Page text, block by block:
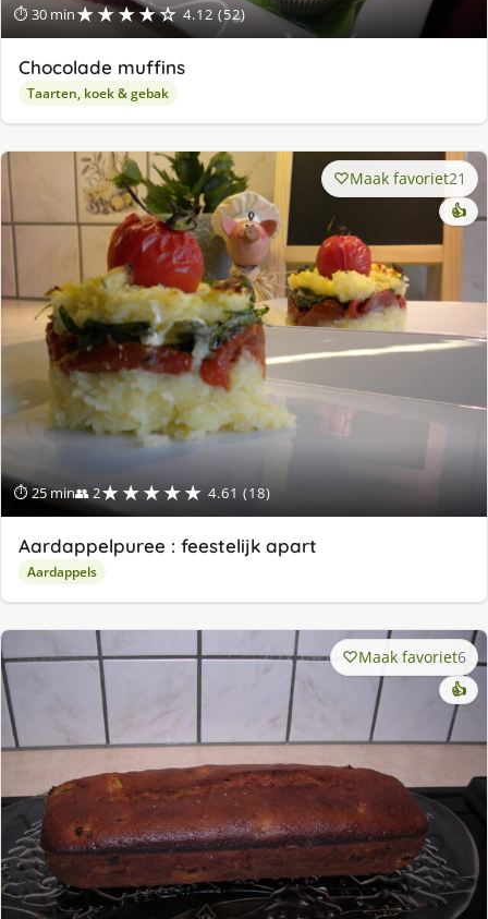
⏱ 30 min★★★★☆ 4.12 (52)
Chocolade muffins
Taarten, koek & gebak
⏱ 25 min👥 2★★★★★ 4.61 (18)
Maak favoriet21
👍
Aardappelpuree : feestelijk apart
Aardappels
Maak favoriet6
👍